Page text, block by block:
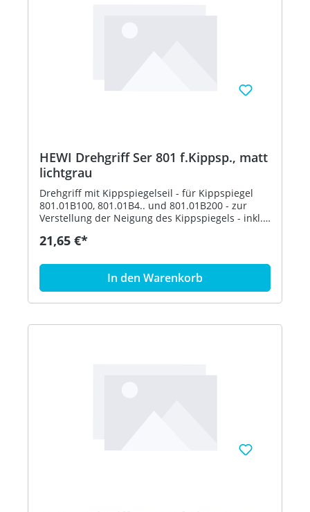
HEWI Drehgriff Ser 801 f.Kippsp., matt
lichtgrau
Drehgriff mit Kippspiegelseil - für Kippspiegel
801.01B100, 801.01B4.. und 801.01B200 - zur
Verstellung der Neigung des Kippspiegels - inkl.
mattem Polyamid in den HEWI Farben 99
(Felsgrau), 92 (Anthrazitgrau) und 90
(Tiefschwarz) - in HEWI Farbe 97 (Lichtgrau)
21,65 €*
In den Warenkorb